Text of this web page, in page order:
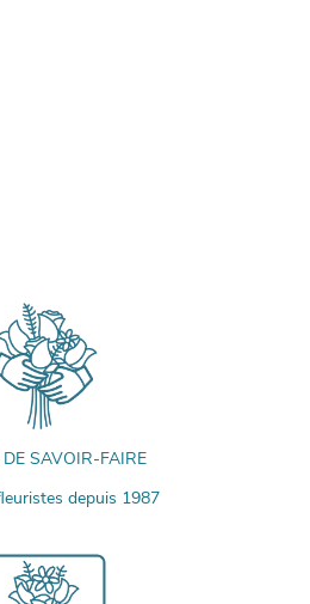
SAVOIR-FAIRE
depuis 1987